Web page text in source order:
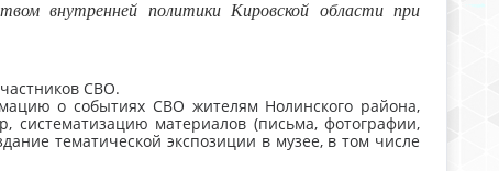
внутренней политики Кировской области при
СВО.
о событиях СВО жителям Нолинского района,
материалов (письма, фотографии,
тематической экспозиции в музее, в том числе